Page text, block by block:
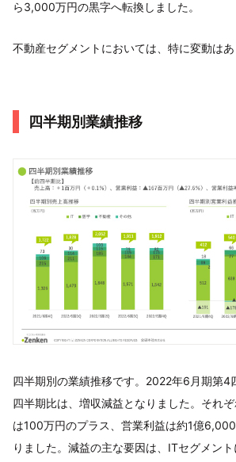
ら3,000万円の黒字へ転換しました。
不動産セグメントにおいては、特に変動はあ
四半期別業績推移
四半期別の業績推移です。2022年6月期第4
四半期比は、増収減益となりました。それ
は100万円のプラス、営業利益は約1億
りました。減益の主な要因は、ITセグメン